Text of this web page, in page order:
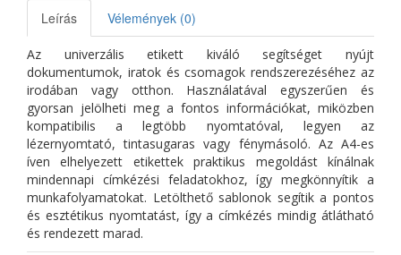
Leírás Vélemények (0)
Az univerzális etikett kiváló segítséget nyújt
dokumentumok, iratok és csomagok rendszerezéséhez az
irodában vagy otthon. Használatával egyszerűen és
gyorsan jelölheti meg a fontos információkat, miközben
kompatibilis a legtöbb nyomtatóval, legyen az
lézernyomtató, tintasugaras vagy fénymásoló. Az A4-es
íven elhelyezett etikettek praktikus megoldást kínálnak
mindennapi címkézési feladatokhoz, így megkönnyítik a
munkafolyamatokat. Letölthető sablonok segítik a pontos
és esztétikus nyomtatást, így a címkézés mindig átlátható
és rendezett marad.